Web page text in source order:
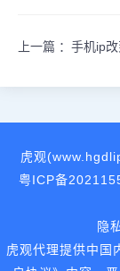
上一篇 ： 手机ip
虎观
粤ICP备
隐
虎观代理提供中国